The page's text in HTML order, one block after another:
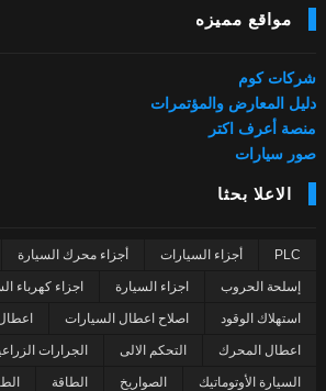
مواقع مميزه
شركات كوم
دليل المعارض والمؤتمرات
منصة أعرف اكتر
صور سيارات
الاعلا بحثا
PLC أجزاء السيارات أجزاء محرك السيارة
إسلحة الحروب اجزاء السيارة اجزاء كهرباء
استهلاك الوقود اصلاح اعطال السيارات
اعطال المحرك التحكم الالى الجرارات
السيارة الأوتوماتيك الصواريخ الطاقة